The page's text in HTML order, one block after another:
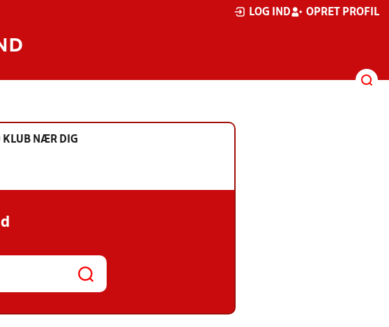
LOG IND OPRET PROFIL
KLUB NÆR DIG